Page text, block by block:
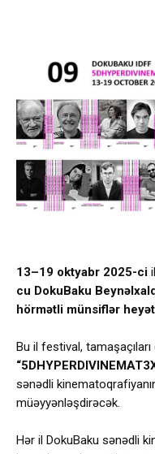
13–19 oktyabr 2025-ci
cu DokuBaku
hörmətli münsiflər
Bu il festival,
sənədli
müəyyənləşdirəcək.
Hər il DokuBaku sənədli